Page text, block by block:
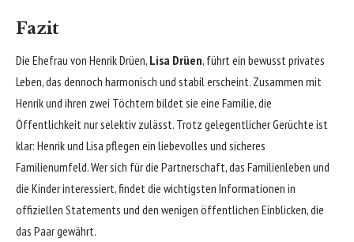
Fazit
Die Ehefrau von Henrik Drüen, Lisa Drüen, führt ein bewusst privates
Leben, das dennoch harmonisch und stabil erscheint. Zusammen mit
Henrik und ihren zwei Töchtern bildet sie eine Familie, die
Öffentlichkeit nur selektiv zulässt. Trotz gelegentlicher Gerüchte ist
klar: Henrik und Lisa pflegen ein liebevolles und sicheres
Familienumfeld. Wer sich für die Partnerschaft, das Familienleben und
die Kinder interessiert, findet die wichtigsten Informationen in
offiziellen Statements und den wenigen öffentlichen Einblicken, die
das Paar gewährt.